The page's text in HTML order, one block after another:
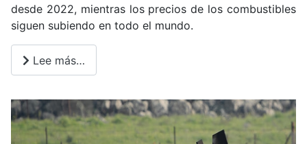
desde 2022, mientras los precios de los combustibles
siguen subiendo en todo el mundo.
Lee más…